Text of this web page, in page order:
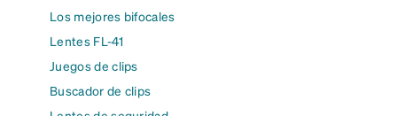
Los mejores bifocales
Lentes FL-41
Juegos de clips
Buscador de clips